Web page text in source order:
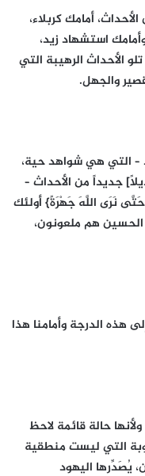
أمامك كربلاء،
استشهاد زيد،
الأحداث الرهيبة التي
والجهل.
– التي هي شواهد حية،
جديداً من الأحداث –
نَرَى اللَّهَ جَهْرَةً} أولئك
هم ملعونون،
هذه الدرجة وأمامنا هذا
حالة قائمة لاحظ
التي ليست منطقية
يُصَدِّرها اليهود